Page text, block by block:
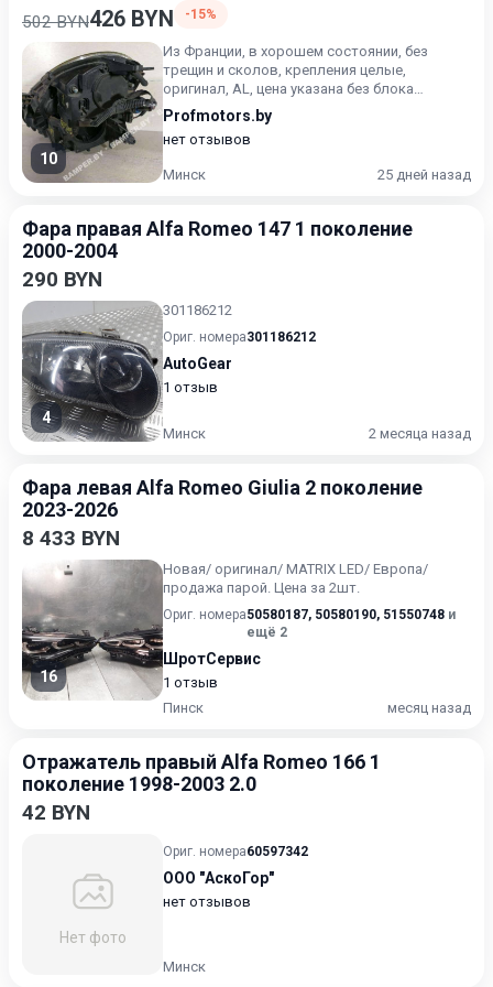
502 BYN426 BYN -15%
10
Из Франции, в хорошем состоянии, без
трещин и сколов, крепления целые,
оригинал, AL, цена указана без блока
розжига
Profmotors.by
нет отзывов
Минск 25 дней назад
Фара правая Alfa Romeo 147 1 поколение
2000-2004
290 BYN
4
301186212
Ориг. номера301186212
AutoGear
1 отзыв
Минск 2 месяца назад
Фара левая Alfa Romeo Giulia 2 поколение
2023-2026
8 433 BYN
16
Новая/ оригинал/ MATRIX LED/ Европа/
продажа парой. Цена за 2шт.
Ориг. номера50580187, 50580190, 51550748 и
ещё 2
ШротСервис
1 отзыв
Пинск
месяц назад
Отражатель правый Alfa Romeo 166 1
поколение 1998-2003 2.0
42 BYN
Нет фото
Ориг. номера60597342
ООО "АскоГор"
нет отзывов
Минск